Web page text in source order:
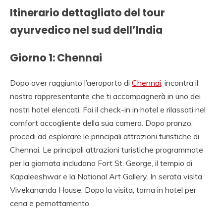
VIAGGIO INDIA AND
ITALIA AND INDIA,
AGENZIA VIAGGIO
SULL INDIA, AGENZIA
SPECIALISTA
VIAGGIO INDIA,
VIAGGIO AGENZIA
INDIA, RAJASTHAN
VIAGGIO, TOUR
OPERATOR ITALIANO
IN INDIA.
Itinerario dettagliato del tour
ayurvedico nel sud dell’India
Giorno 1: Chennai
Dopo aver raggiunto l’aeroporto di Chennai, incontra il
nostro rappresentante che ti accompagnerà in uno dei
nostri hotel elencati. Fai il check-in in hotel e rilassati nel
comfort accogliente della sua camera. Dopo pranzo,
procedi ad esplorare le principali attrazioni turistiche di
Chennai. Le principali attrazioni turistiche programmate
per la giornata includono Fort St. George, il tempio di
Kapaleeshwar e la National Art Gallery. In serata visita
Vivekananda House. Dopo la visita, torna in hotel per
cena e pernottamento.